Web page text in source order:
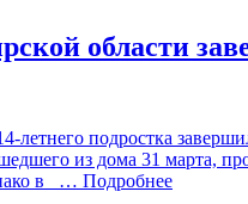
области
подростка
из дома 31 марта,
в
… Подробнее